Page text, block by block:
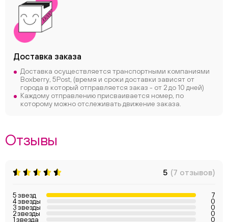
Доставка заказа
Доставка осуществляется транспортными компаниями
Boxberry, 5Post, (время и сроки доставки зависят от
города в который отправляется заказ - от 2 до 10 дней)
Каждому отправлению присваивается номер, по
которому можно отслеживать движение заказа.
Отзывы
5 (7 отзывов)
5 звезд 7
4 звезды 0
3 звезды 0
2 звезды 0
1 звезда 0